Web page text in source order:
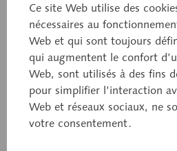
Prolapsus du noyau pulpeux
la 4e et 5e vertèbre
un déplacement du sac dural
cheval. 4e vertèbre lombaire
intervertébral amovibles. 3
de support avec socle vert.
Ce site Web utilise des
nécessaires au
Web et qui sont toujours
qui augmentent le confort
Web, sont utilisés à des fins
pour simplifier l’interaction
Web et réseaux sociaux, ne
votre consentement.